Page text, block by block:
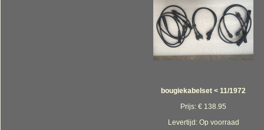
bougiekabelset < 11/1972
Prijs: € 138.95
Levertijd: Op voorraad